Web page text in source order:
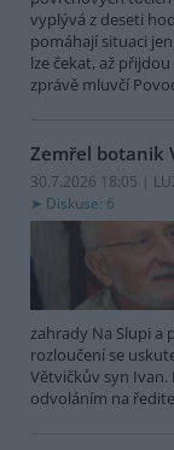
vyplývá z deseti
pomáhají situaci
lze čekat, až
zprávě mluvčí
Zemřel botanik
30.7.2026 18:05 |
Diskuse: 6
zahrady Na Slupi a
rozloučení se
Větvičkův syn
odvoláním na